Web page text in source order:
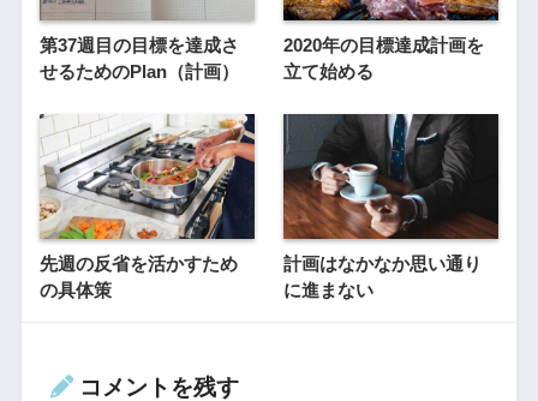
第37週目の目標を達成さ
せるためのPlan（計画）
2020年の目標達成計画を
立て始める
先週の反省を活かすため
の具体策
計画はなかなか思い通り
に進まない
コメントを残す